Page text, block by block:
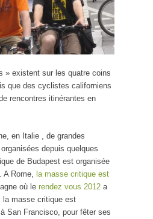
» existent sur les quatre coins
que des cyclistes californiens
rencontres itinérantes en
en Italie , de grandes
depuis quelques
de Budapest est organisée
A Rome,
la masse critique est
où le rendez vous 2012 a
la masse critique est
San Francisco, pour fêter ses